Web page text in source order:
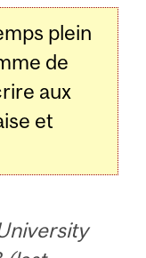
plein
de
aux
et